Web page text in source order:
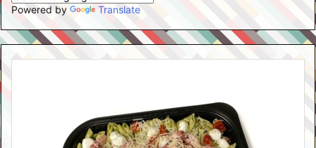
Powered by Translate